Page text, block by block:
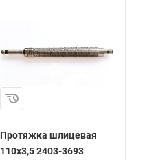
Протяжка шлицевая
110x3,5 2403-3693